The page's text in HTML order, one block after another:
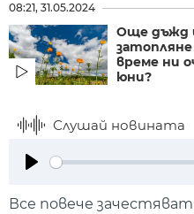
08:21, 31.05.2024
Още дъжд
затопляне
време ни
юни?
Слушай новината
Все повече